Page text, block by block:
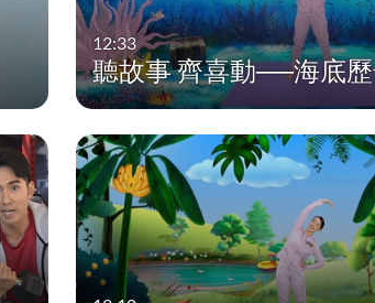
12:33
聽故事 齊喜動──海底